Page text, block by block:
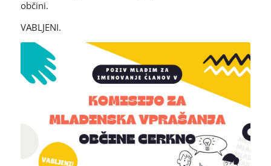
občini.
VABLJENI.